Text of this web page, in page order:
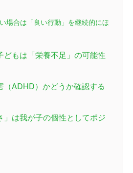
場合は「良い行動」を継続的にほ
どもは「栄養不足」の可能性
（ADHD）かどうか確認する
」は我が子の個性としてポジ